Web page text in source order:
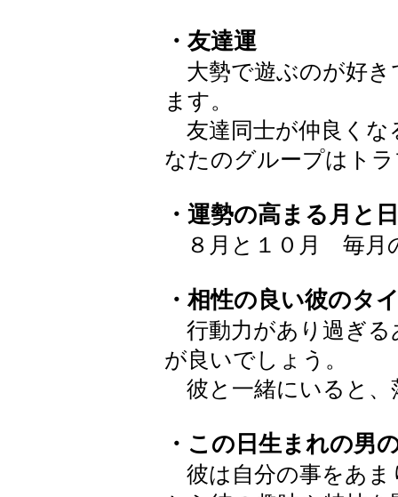
・友達運
大勢で遊ぶのが好き
ます。
友達同士が仲良くな
なたのグループはト
・運勢の高まる月と
８月と１０月 毎月
・相性の良い彼のタ
行動力があり過ぎる
が良いでしょう。
彼と一緒にいると、
・この日生まれの男
彼は自分の事をあま